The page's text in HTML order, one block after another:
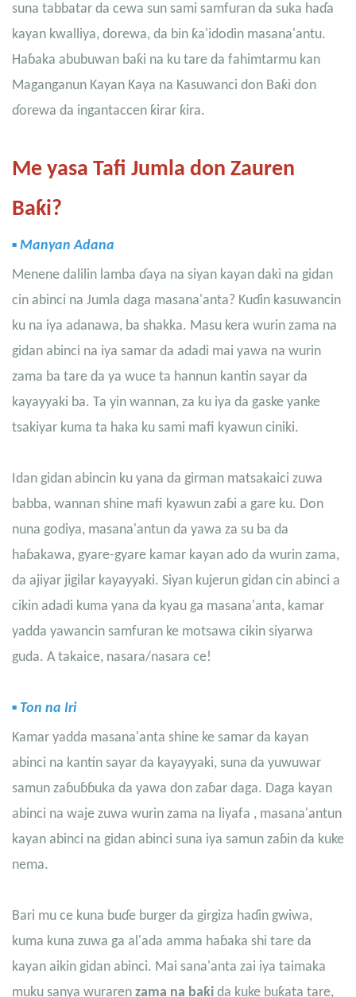
suna tabbatar da cewa sun sami samfuran da suka haɗa
kayan kwalliya, dorewa, da bin ƙa'idodin masana'antu.
Haɓaka abubuwan baƙi na ku tare da fahimtarmu kan
Maganganun Kayan Kaya na Kasuwanci don Baƙi don
ɗorewa da ingantaccen ƙirar ƙira.
Me yasa Tafi Jumla don Zauren
Baƙi?
▪ Manyan Adana
Menene dalilin lamba ɗaya na siyan kayan daki na gidan
cin abinci na Jumla daga masana'anta? Kuɗin kasuwancin
ku na iya adanawa, ba shakka. Masu kera wurin zama na
gidan abinci na iya samar da adadi mai yawa na wurin
zama ba tare da ya wuce ta hannun kantin sayar da
kayayyaki ba. Ta yin wannan, za ku iya da gaske yanke
tsakiyar kuma ta haka ku sami mafi kyawun ciniki.
Idan gidan abincin ku yana da girman matsakaici zuwa
babba, wannan shine mafi kyawun zaɓi a gare ku. Don
nuna godiya, masana'antun da yawa za su ba da
haɓakawa, gyare-gyare kamar kayan ado da wurin zama,
da ajiyar jigilar kayayyaki. Siyan kujerun gidan cin abinci a
cikin adadi kuma yana da kyau ga masana'anta, kamar
yadda yawancin samfuran ke motsawa cikin siyarwa
guda. A takaice, nasara/nasara ce!
▪ Ton na Iri
Kamar yadda masana'anta shine ke samar da kayan
abinci na kantin sayar da kayayyaki, suna da yuwuwar
samun zaɓuɓɓuka da yawa don zaɓar daga. Daga kayan
abinci na waje zuwa wurin zama na liyafa , masana'antun
kayan abinci na gidan abinci suna iya samun zaɓin da kuke
nema.
Bari mu ce kuna buɗe burger da girgiza haɗin gwiwa,
kuma kuna zuwa ga al'ada amma haɓaka shi tare da
kayan aikin gidan abinci. Mai sana'anta zai iya taimaka
muku sanya wuraren zama na baƙi da kuke buƙata tare,